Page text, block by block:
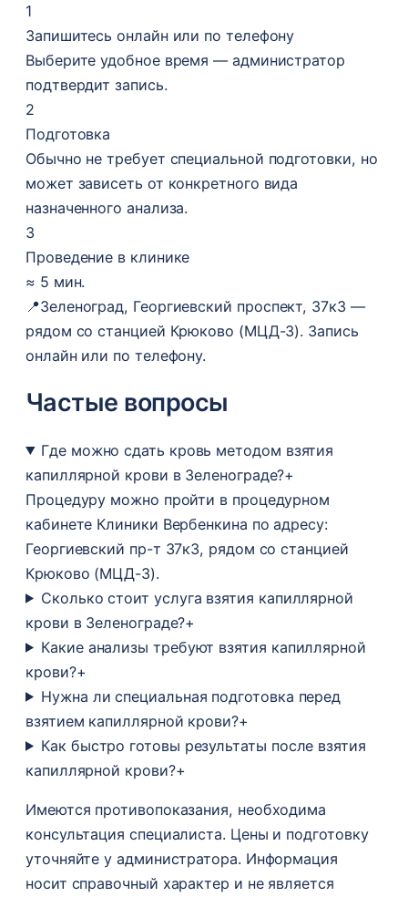
1
Запишитесь онлайн или по телефону
Выберите удобное время — администратор
подтвердит запись.
2
Подготовка
Обычно не требует специальной подготовки, но
может зависеть от конкретного вида
назначенного анализа.
3
Проведение в клинике
≈ 5 мин.
📍Зеленоград, Георгиевский проспект, 37к3 —
рядом со станцией Крюково (МЦД-3). Запись
онлайн или по телефону.
Частые вопросы
Где можно сдать кровь методом взятия
капиллярной крови в Зеленограде?+
Процедуру можно пройти в процедурном
кабинете Клиники Вербенкина по адресу:
Георгиевский пр-т 37к3, рядом со станцией
Крюково (МЦД-3).
Сколько стоит услуга взятия капиллярной
крови в Зеленограде?+
Какие анализы требуют взятия капиллярной
крови?+
Нужна ли специальная подготовка перед
взятием капиллярной крови?+
Как быстро готовы результаты после взятия
капиллярной крови?+
Имеются противопоказания, необходима
консультация специалиста. Цены и подготовку
уточняйте у администратора. Информация
носит справочный характер и не является